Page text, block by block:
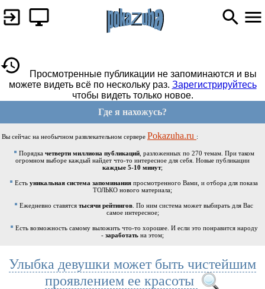
Просмотренные публикации не запоминаются и вы
можете видеть всё по нескольку раз. Зарегистрируйтесь
чтобы видеть только новое.
Где я нахожусь?
Вы сейчас на необычном развлекательном сервере Pokazuha.ru :
Порядка четверти миллиона публикаций, разложенных по 270 темам. При таком
огромном выборе каждый найдет что-то интересное для себя. Новые публикации
каждые 5-10 минут;
Есть уникальная система запоминания просмотренного Вами, и отбора для показа
ТОЛЬКО нового материала;
Ежедневно ставятся тысячи рейтингов . По ним система может выбирать для Вас
самое интересное;
Есть возможность самому выложить что-то хорошее. И если это понравится народу
- заработать на этом;
Улыбка девушки может быть чистейшим
проявлением ее красоты